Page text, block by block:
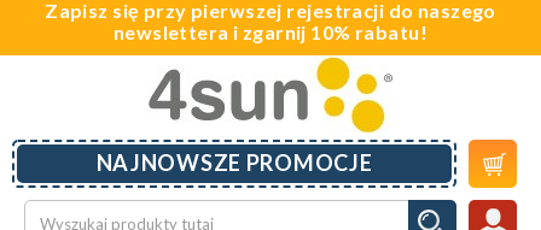
Zapisz się przy pierwszej rejestracji do naszego
newslettera i zgarnij 10% rabatu!
NAJNOWSZE PROMOCJE 